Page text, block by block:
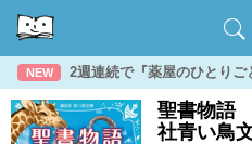
NEW 2週連続で『薬屋のひとり
聖書物語
社青い鳥